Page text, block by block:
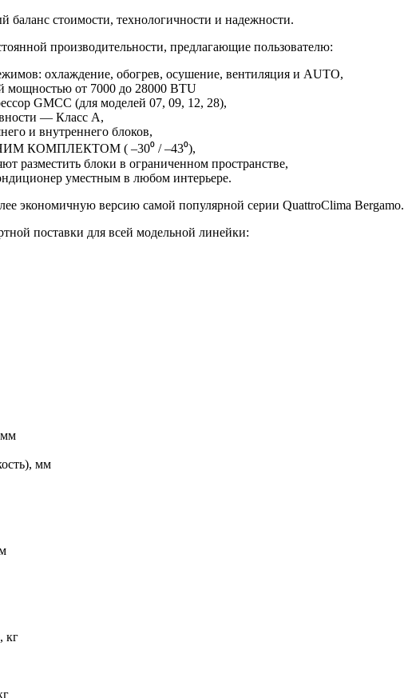
стоимости, технологичности и надежности.
производительности, предлагающие пользователю:
охлаждение, обогрев, осушение, вентиляция и AUTO,
мощностью от 7000 до 28000 BTU
GMCC (для моделей 07, 09, 12, 28),
— Класс A,
и внутреннего блоков,
КОМПЛЕКТОМ ( –30⁰ / –43⁰),
разместить блоки в ограниченном пространстве,
уместным в любом интерьере.
экономичную версию самой популярной серии QuattroClima Bergamo.
поставки для всей модельной линейки:
мм
мм
кг